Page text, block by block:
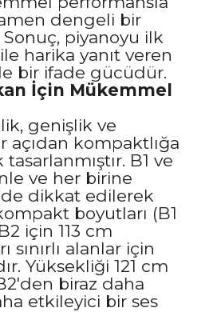
dengeli bir
Sonuç, piyanoyu ilk
harika yanıt veren
bir ifade gücüdür.
İçin Mükemmel
genişlik ve
açıdan kompaktlığa
B1 ve
ve her birine
dikkat edilerek
boyutları (B1
için 113 cm
sınırlı alanlar için
Yüksekliği 121 cm
biraz daha
etkileyici bir ses